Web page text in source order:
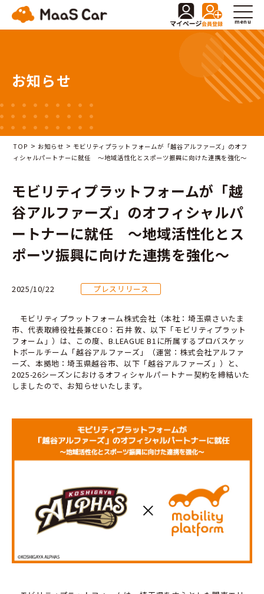
menu
お知らせ
TOP > お知らせ > モビリティプラットフォームが「越谷アルファーズ」のオフ
ィシャルパートナーに就任 ～地域活性化とスポーツ振興に向けた連携を強化～
モビリティプラットフォームが「越
谷アルファーズ」のオフィシャルパ
ートナーに就任 ～地域活性化とス
ポーツ振興に向けた連携を強化～
2025/10/22 プレスリリース
モビリティプラットフォーム株式会社（本社：埼玉県さいたま
市、代表取締役社長兼CEO：石井 敦、以下「モビリティプラット
フォーム」）は、この度、B.LEAGUE B1に所属するプロバスケッ
トボールチーム「越谷アルファーズ」（運営：株式会社アルファ
ーズ、本拠地：埼玉県越谷市、以下「越谷アルファーズ」）と、
2025-26シーズンにおけるオフィシャルパートナー契約を締結いた
しましたので、お知らせいたします。